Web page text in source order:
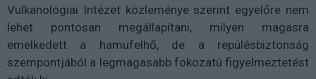
Vulkanológiai Intézet közleménye szerint egyelőre nem
lehet pontosan megállapítani, milyen magasra
emelkedett a hamufelhő, de a repülésbiztonság
szempontjából a legmagasabb fokozatú figyelmeztetést